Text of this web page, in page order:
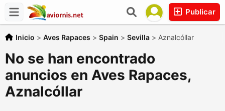
Publicar
Inicio > Aves Rapaces > Spain > Sevilla > Aznalcóllar
No se han encontrado
anuncios en Aves Rapaces,
Aznalcóllar